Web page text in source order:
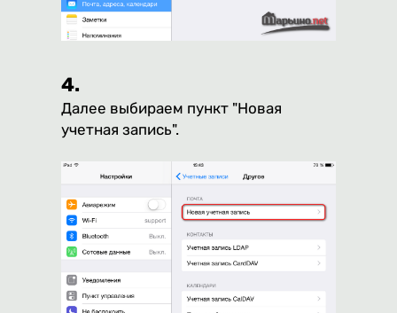
4.
Далее выбираем пункт "Новая
учетная запись".